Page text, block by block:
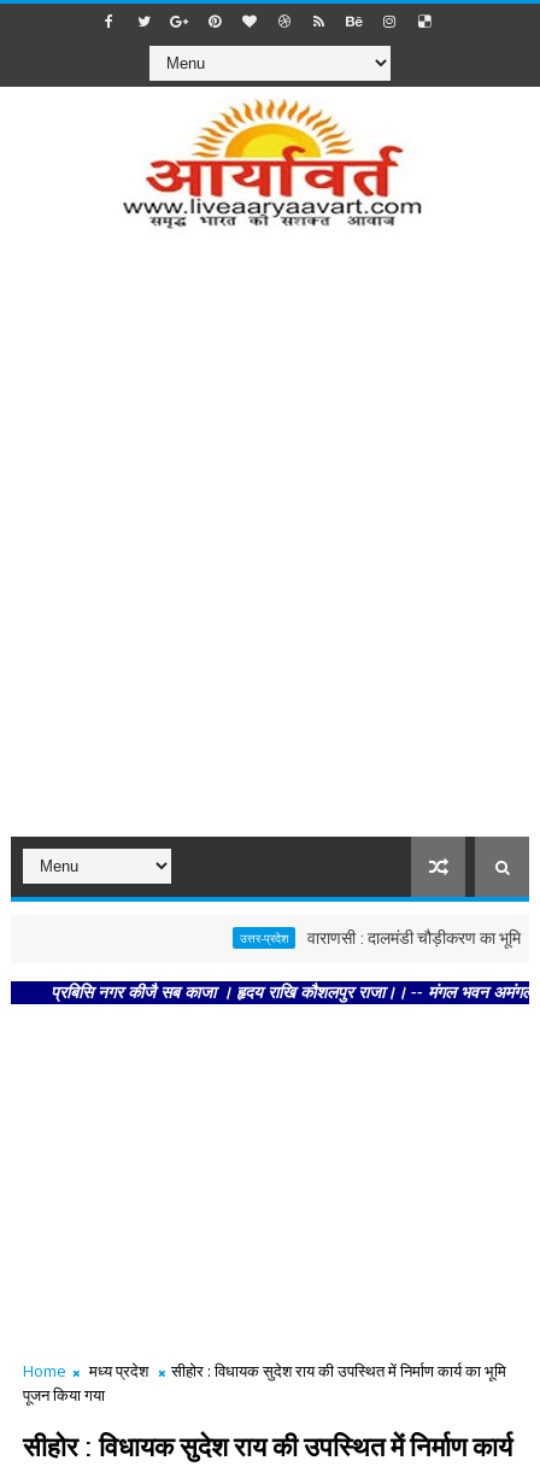
उत्तर-प्रदेश वाराणसी : दालमंडी चौड़ीकरण का भूमि पूजन,
प्रबिसि नगर कीजै सब काजा । हृदय राखि कौशलपुर राजा।। -- मंगल भवन अमंगल
Home मध्य प्रदेश
सीहोर : विधायक सुदेश राय की उपस्थित में निर्माण कार्य का भूमि
पूजन किया गया
सीहोर : विधायक सुदेश राय की उपस्थित में निर्माण कार्य